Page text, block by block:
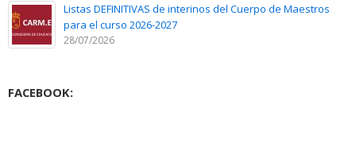
Listas DEFINITIVAS de interinos del Cuerpo de Maestros
para el curso 2026-2027
28/07/2026
FACEBOOK: